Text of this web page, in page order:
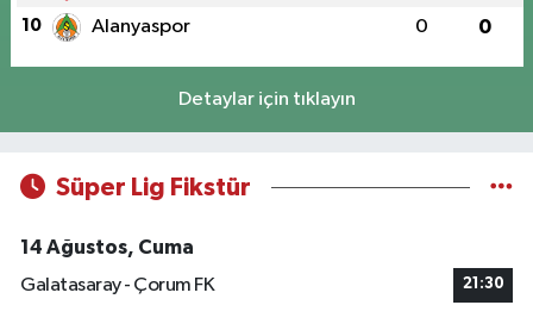
10 Alanyaspor 0 0
Detaylar için tıklayın
Süper Lig Fikstür
14 Ağustos, Cuma
Galatasaray - Çorum FK
21:30